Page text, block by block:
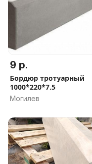
9 р.
Бордюр тротуарный
1000*220*7.5
Могилев